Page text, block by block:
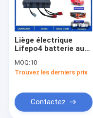
Liège électrique
Lifepo4 batterie au
MOQ:10
Trouvez les derniers prix
Contactez